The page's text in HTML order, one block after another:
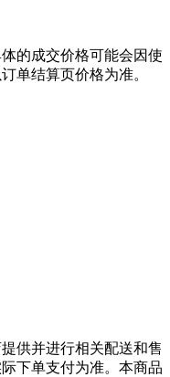
的成交价格可能会因使
单结算页价格为准。
供并进行相关配送和售
下单支付为准。本商品